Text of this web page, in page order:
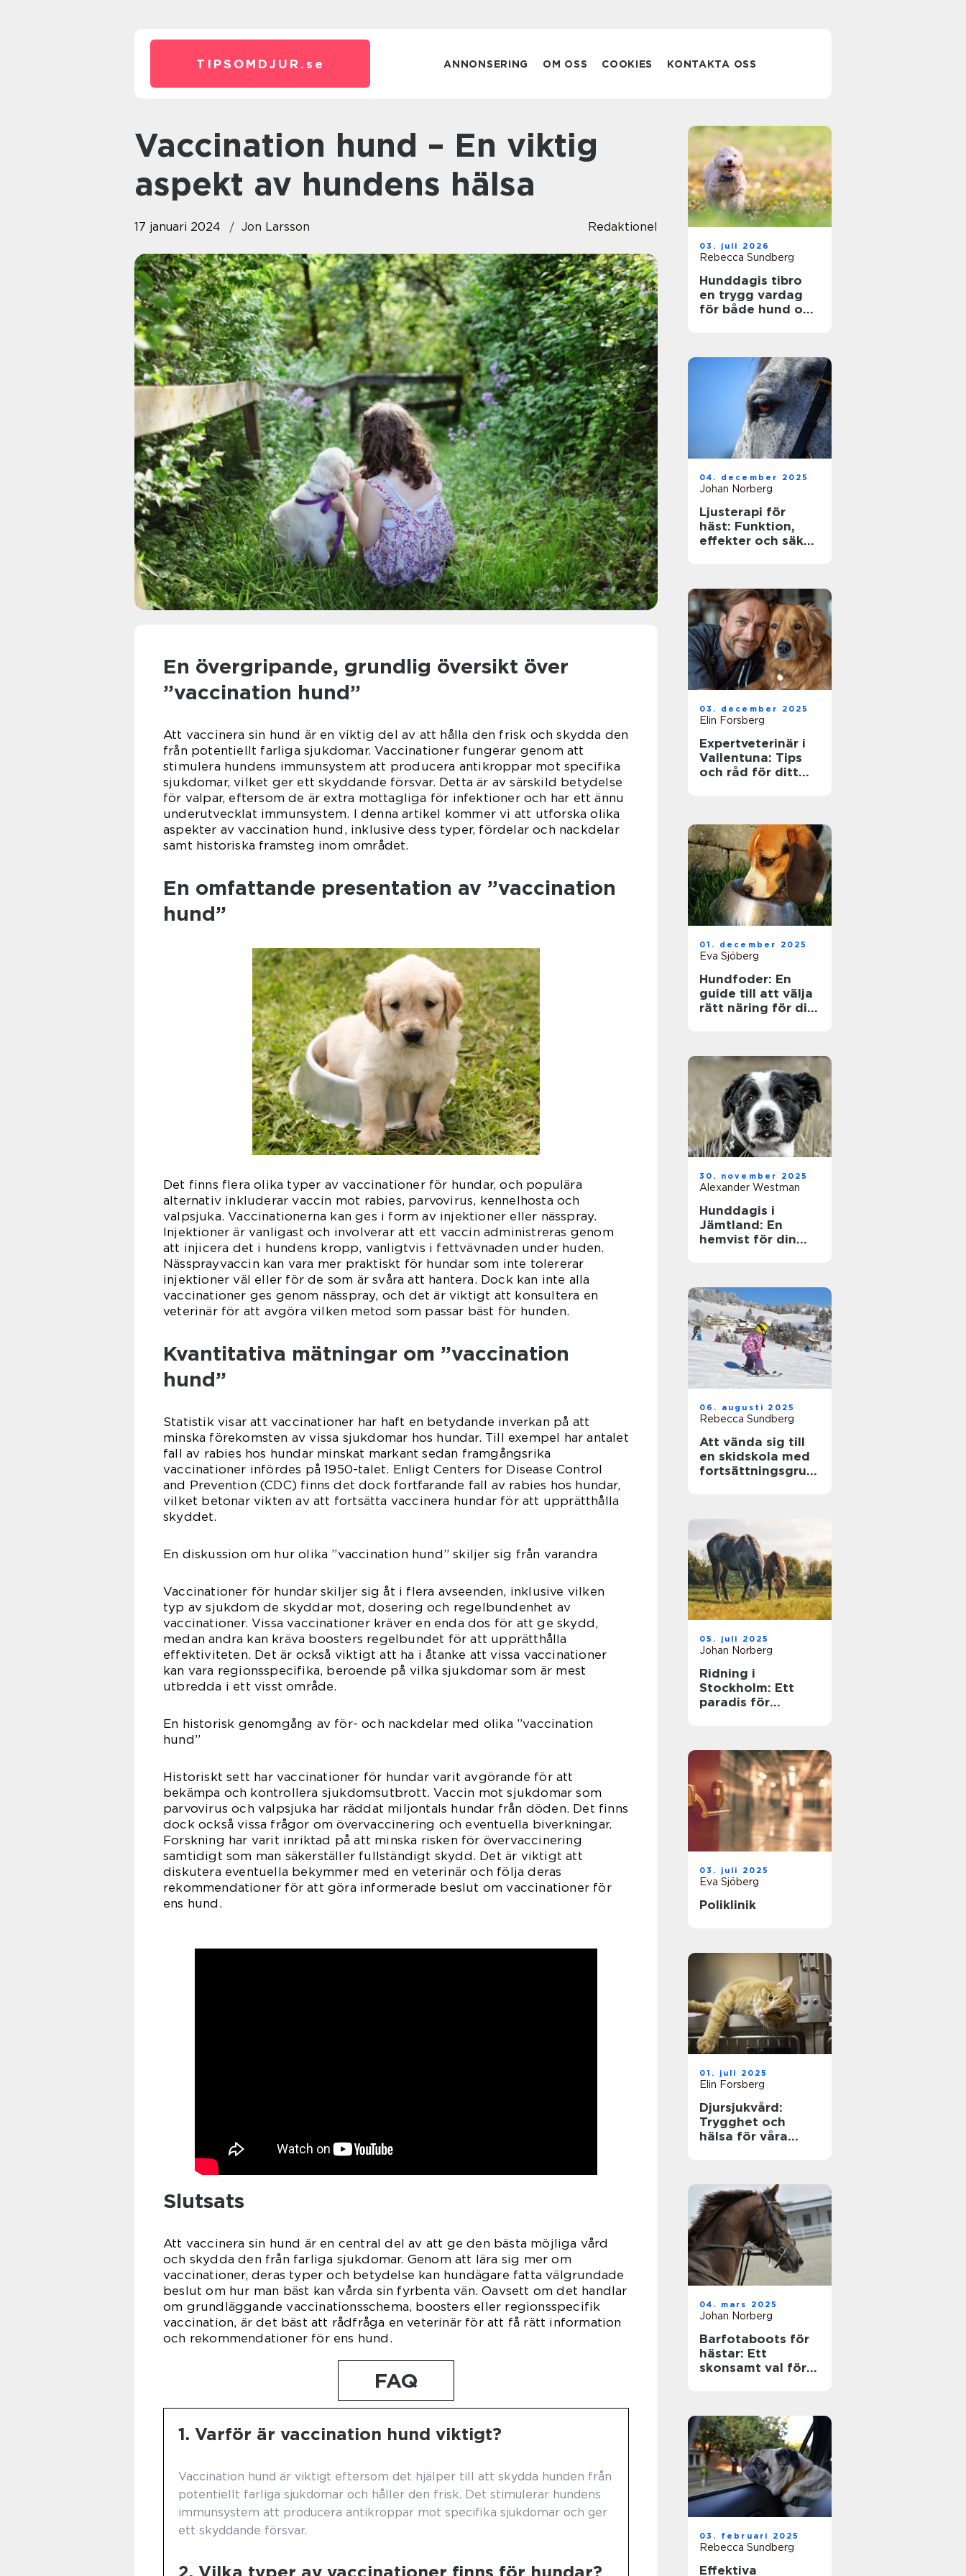
TIPSOMDJUR. se ANNONSERING OM OSS COOKIES KONTAKTA OSS
Vaccination hund – En viktig
aspekt av hundens hälsa
17 januari 2024 Jon Larsson Redaktionel
En övergripande, grundlig översikt över
”vaccination hund”
Att vaccinera sin hund är en viktig del av att hålla den frisk och skydda den
från potentiellt farliga sjukdomar. Vaccinationer fungerar genom att
stimulera hundens immunsystem att producera antikroppar mot specifika
sjukdomar, vilket ger ett skyddande försvar. Detta är av särskild betydelse
för valpar, eftersom de är extra mottagliga för infektioner och har ett ännu
underutvecklat immunsystem. I denna artikel kommer vi att utforska olika
aspekter av vaccination hund, inklusive dess typer, fördelar och nackdelar
samt historiska framsteg inom området.
En omfattande presentation av ”vaccination
hund”
Det finns flera olika typer av vaccinationer för hundar, och populära
alternativ inkluderar vaccin mot rabies, parvovirus, kennelhosta och
valpsjuka. Vaccinationerna kan ges i form av injektioner eller nässpray.
Injektioner är vanligast och involverar att ett vaccin administreras genom
att injicera det i hundens kropp, vanligtvis i fettvävnaden under huden.
Nässprayvaccin kan vara mer praktiskt för hundar som inte tolererar
injektioner väl eller för de som är svåra att hantera. Dock kan inte alla
vaccinationer ges genom nässpray, och det är viktigt att konsultera en
veterinär för att avgöra vilken metod som passar bäst för hunden.
Kvantitativa mätningar om ”vaccination
hund”
Statistik visar att vaccinationer har haft en betydande inverkan på att
minska förekomsten av vissa sjukdomar hos hundar. Till exempel har antalet
fall av rabies hos hundar minskat markant sedan framgångsrika
vaccinationer infördes på 1950-talet. Enligt Centers for Disease Control
and Prevention (CDC) finns det dock fortfarande fall av rabies hos hundar,
vilket betonar vikten av att fortsätta vaccinera hundar för att upprätthålla
skyddet.
En diskussion om hur olika ”vaccination hund” skiljer sig från varandra
Vaccinationer för hundar skiljer sig åt i flera avseenden, inklusive vilken
typ av sjukdom de skyddar mot, dosering och regelbundenhet av
vaccinationer. Vissa vaccinationer kräver en enda dos för att ge skydd,
medan andra kan kräva boosters regelbundet för att upprätthålla
effektiviteten. Det är också viktigt att ha i åtanke att vissa vaccinationer
kan vara regionsspecifika, beroende på vilka sjukdomar som är mest
utbredda i ett visst område.
En historisk genomgång av för- och nackdelar med olika ”vaccination
hund”
Historiskt sett har vaccinationer för hundar varit avgörande för att
bekämpa och kontrollera sjukdomsutbrott. Vaccin mot sjukdomar som
parvovirus och valpsjuka har räddat miljontals hundar från döden. Det finns
dock också vissa frågor om övervaccinering och eventuella biverkningar.
Forskning har varit inriktad på att minska risken för övervaccinering
samtidigt som man säkerställer fullständigt skydd. Det är viktigt att
diskutera eventuella bekymmer med en veterinär och följa deras
rekommendationer för att göra informerade beslut om vaccinationer för
ens hund.
Slutsats
Att vaccinera sin hund är en central del av att ge den bästa möjliga vård
och skydda den från farliga sjukdomar. Genom att lära sig mer om
vaccinationer, deras typer och betydelse kan hundägare fatta välgrundade
beslut om hur man bäst kan vårda sin fyrbenta vän. Oavsett om det handlar
om grundläggande vaccinationsschema, boosters eller regionsspecifik
vaccination, är det bäst att rådfråga en veterinär för att få rätt information
och rekommendationer för ens hund.
FAQ
1. Varför är vaccination hund viktigt?
Vaccination hund är viktigt eftersom det hjälper till att skydda hunden från
potentiellt farliga sjukdomar och håller den frisk. Det stimulerar hundens
immunsystem att producera antikroppar mot specifika sjukdomar och ger
ett skyddande försvar.
03. juli 2026
Rebecca Sundberg
Hunddagis tibro
en trygg vardag
för både hund och
04. december 2025
Johan Norberg
Ljusterapi för
häst: Funktion,
effekter och säker
03. december 2025
Elin Forsberg
Expertveterinär i
Vallentuna: Tips
och råd för ditt
01. december 2025
Eva Sjöberg
Hundfoder: En
guide till att välja
rätt näring för din
30. november 2025
Alexander Westman
Hunddagis i
Jämtland: En
hemvist för din
06. augusti 2025
Rebecca Sundberg
Att vända sig till
en skidskola med
fortsättningsgrup
05. juli 2025
Johan Norberg
Ridning i
Stockholm: Ett
paradis för
03. juli 2025
Eva Sjöberg
Poliklinik
01. juli 2025
Elin Forsberg
Djursjukvård:
Trygghet och
hälsa för våra
04. mars 2025
Johan Norberg
Barfotaboots för
hästar: Ett
skonsamt val för
03. februari 2025
Rebecca Sundberg
Effektiva